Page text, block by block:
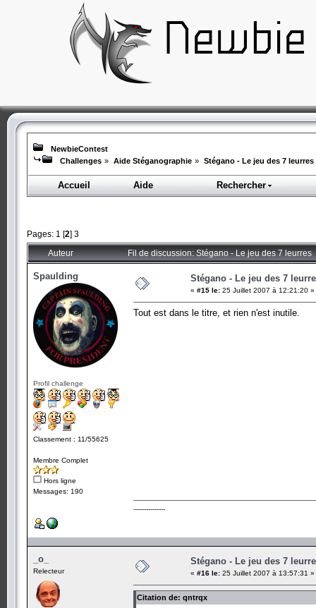
NewbieContest
Challenges » Aide Stéganographie » Stégano - Le jeu des 7 leurres
Accueil Aide Rechercher
Pages: 1 [2] 3
Auteur Fil de discussion: Stégano - Le jeu des 7
Spaulding
Profil challenge
Classement : 11/55625
Membre Complet
Hors ligne
Messages: 190
Stégano - Le jeu des 7
« #15 le: 25 Juillet 2007 à 12:21:20 »
Tout est dans le titre, et rien n'est inutile.
---------------
_o_
Relecteur
Stégano - Le jeu des 7
« #16 le: 25 Juillet 2007 à 13:57:31 »
Citation de: qntrqx